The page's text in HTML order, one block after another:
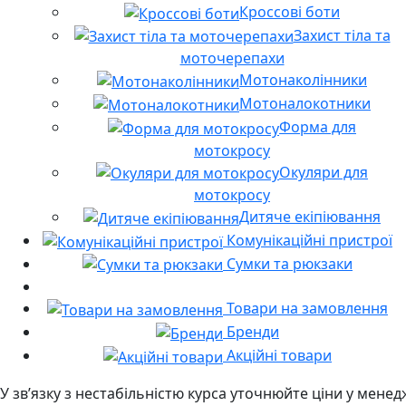
Кроссові боти
Захист тіла та
моточерепахи
Мотонаколінники
Мотоналокотники
Форма для
мотокросу
Окуляри для
мотокросу
Дитяче екіпіювання
Комунікаційні пристрої
Сумки та рюкзаки
Товари на замовлення
Бренди
Акційні товари
У звʼязку з нестабільністю курса уточнюйте ціни у